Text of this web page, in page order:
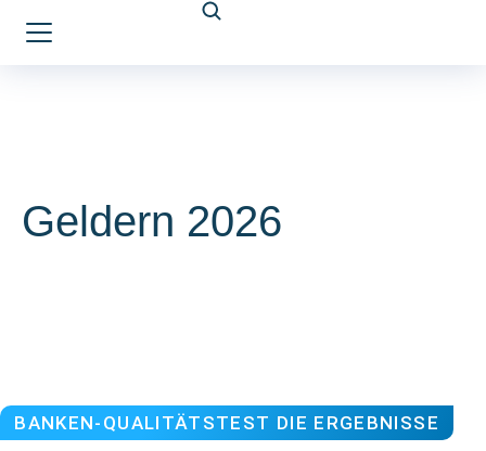
Geldern 2026
BANKEN-QUALITÄTSTEST DIE ERGEBNISSE